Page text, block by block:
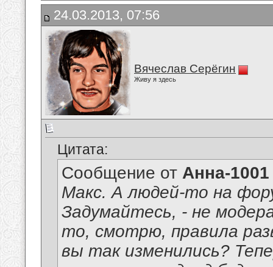
24.03.2013, 07:56
Вячеслав Серёгин
Живу я здесь
Цитата:
Сообщение от Анна-1001
Макс. А людей-то на
Задумайтесь, - не
то, смотрю, правила
вы так изменились?